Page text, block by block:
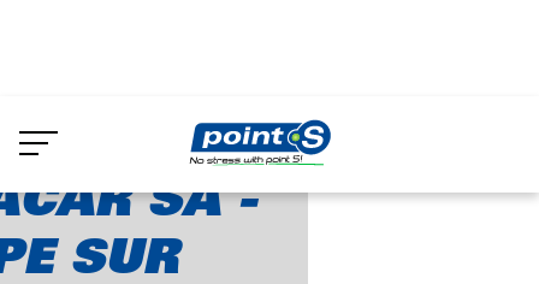
au
contenu
SA - JEMEPPE SUR MEUSE
SA -
SUR